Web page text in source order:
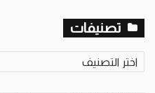
تصنيفات
تصنيفات